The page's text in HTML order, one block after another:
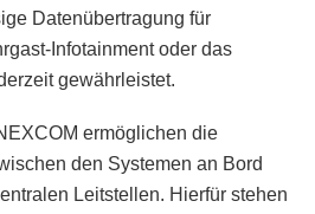
Datenübertragung für
Infotainment oder das
gewährleistet.
ermöglichen die
den Systemen an Bord
Leitstellen. Hierfür stehen